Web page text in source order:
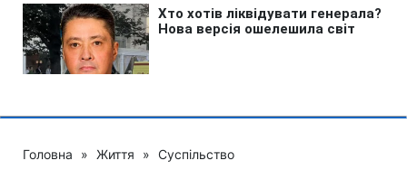
Головна » Життя » Суспільство